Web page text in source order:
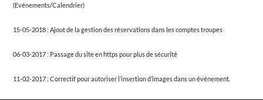
(Evénements/Calendrier)
15-05-2018 : Ajout de la gestion des réservations dans les comptes troupes
06-03-2017 : Passage du site en https pour plus de sécurité
11-02-2017 : Correctif pour autoriser l’insertion d’images dans un événement.